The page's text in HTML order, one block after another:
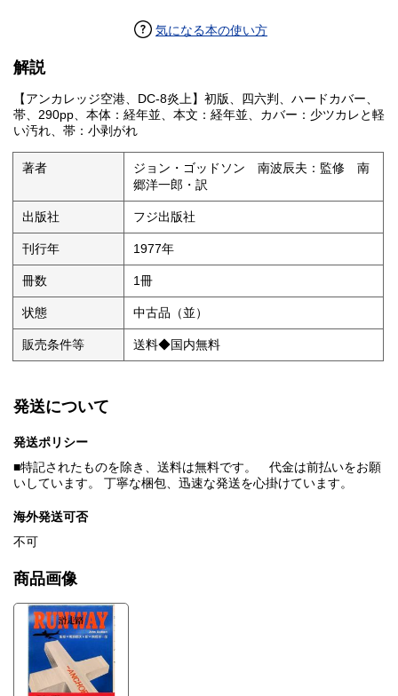
気になる本の使い方
解説
【アンカレッジ空港、DC-8炎上】初版、四六判、ハードカバー、
帯、290pp、本体：経年並、本文：経年並、カバー：少ツカレと軽
い汚れ、帯：小剥がれ
著者
ジョン・ゴッドソン 南波辰夫：監修 南
郷洋一郎・訳
出版社 フジ出版社
刊行年 1977年
冊数 1冊
状態 中古品（並）
販売条件等 送料◆国内無料
発送について
発送ポリシー
■特記されたものを除き、送料は無料です。 代金は前払いをお願
いしています。 丁寧な梱包、迅速な発送を心掛けています。
海外発送可否
不可
商品画像